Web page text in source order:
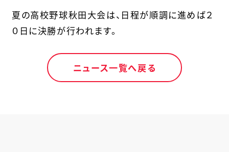
夏の高校野球秋田大会は、日程が順調に進めば２
０日に決勝が行われます。
ニュース一覧へ戻る